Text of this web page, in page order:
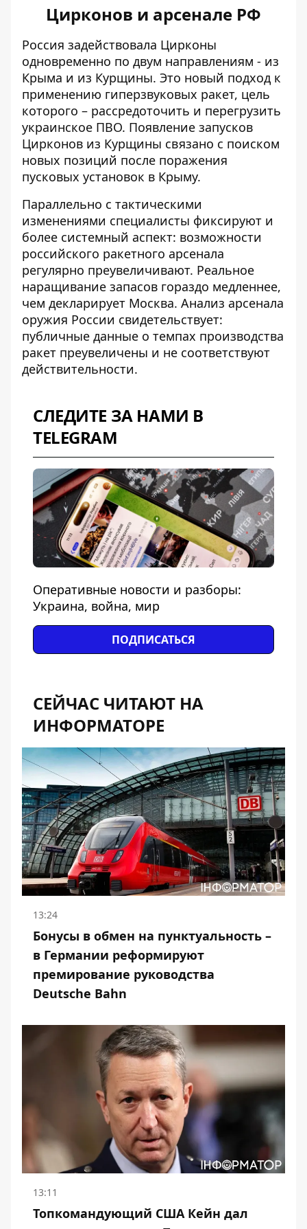
Цирконов и арсенале РФ
Россия задействовала Цирконы
одновременно по двум направлениям - из
Крыма и из Курщины. Это новый подход к
применению гиперзвуковых ракет, цель
которого – рассредоточить и перегрузить
украинское ПВО. Появление запусков
Цирконов из Курщины связано с поиском
новых позиций после поражения
пусковых установок в Крыму.
Параллельно с тактическими
изменениями специалисты фиксируют и
более системный аспект: возможности
российского ракетного арсенала
регулярно преувеличивают. Реальное
наращивание запасов гораздо медленнее,
чем декларирует Москва. Анализ арсенала
оружия России свидетельствует:
публичные данные о темпах производства
ракет преувеличены и не соответствуют
действительности.
СЛЕДИТЕ ЗА НАМИ В
TELEGRAM
Оперативные новости и разборы:
Украина, война, мир
ПОДПИСАТЬСЯ
СЕЙЧАС ЧИТАЮТ НА
ИНФОРМАТОРЕ
13:24
Бонусы в обмен на пунктуальность –
в Германии реформируют
премирование руководства
Deutsche Bahn
13:11
Топкомандующий США Кейн дал